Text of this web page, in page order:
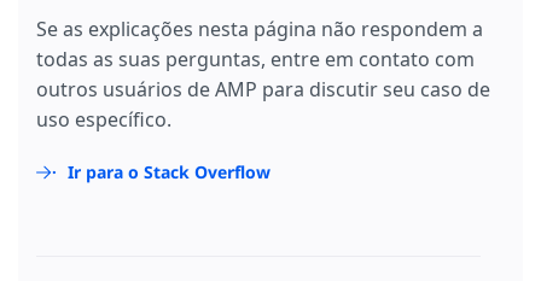
Se as explicações nesta página não respondem a
todas as suas perguntas, entre em contato com
outros usuários de AMP para discutir seu caso de
uso específico.
Ir para o Stack Overflow